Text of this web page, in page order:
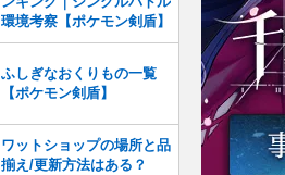
環境考察【ポケモン剣盾】
ふしぎなおくりもの一覧
【ポケモン剣盾】
ワットショップの場所と品
揃え/更新方法はある？